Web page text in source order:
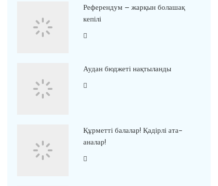
Референдум – жарқын болашақ
кепілі
Аудан бюджеті нақтыланды
Құрметті балалар! Қадірлі ата-
аналар!